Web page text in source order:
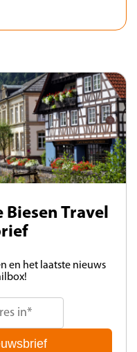
Travel
en het laatste nieuws